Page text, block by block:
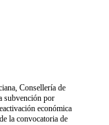
Consellería de
subvención por
económica
la convocatoria de